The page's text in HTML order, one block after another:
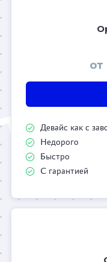
от
Девайс как с
Недорого
Быстро
С гарантией